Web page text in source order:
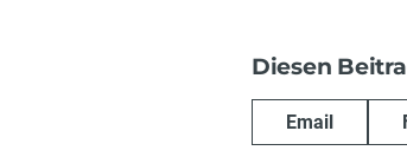
Diesen
Email